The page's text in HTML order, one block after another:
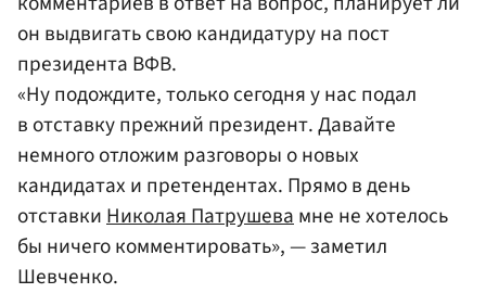
он выдвигать свою кандидатуру на пост
президента ВФВ.
«Ну подождите, только сегодня у нас подал
в отставку прежний президент. Давайте
немного отложим разговоры о новых
кандидатах и претендентах. Прямо в день
отставки Николая Патрушева мне не хотелось
бы ничего комментировать», — заметил
Шевченко.